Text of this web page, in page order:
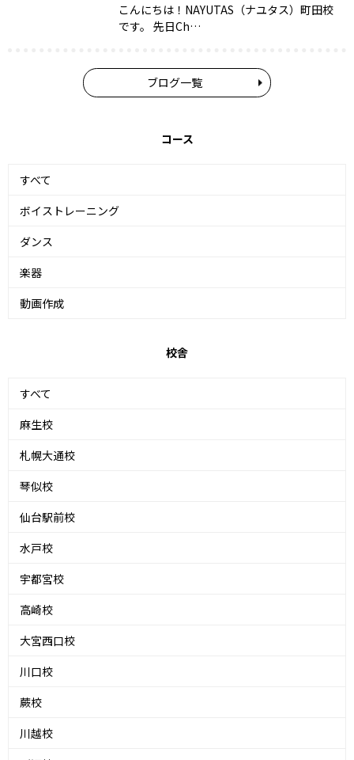
こんにちは！NAYUTAS（ナユタス）町田校
です。 先日Ch…
ブログ一覧
コース
すべて
ボイストレーニング
ダンス
楽器
動画作成
校舎
すべて
麻生校
札幌大通校
琴似校
仙台駅前校
水戸校
宇都宮校
高崎校
大宮西口校
川口校
蕨校
川越校